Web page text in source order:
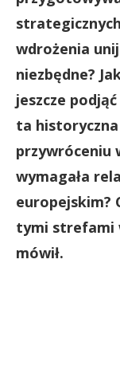
wdrożenia
niezbędne?
jeszcze
ta
przywróceniu
wymagała
europejskim?
tymi strefami
mówił.